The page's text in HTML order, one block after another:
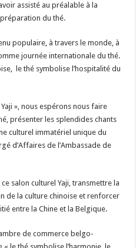
assisté au préalable à la
du thé.
populaire, à travers le monde, à
journée internationale du thé.
le thé symbolise l’hospitalité du
», nous espérons nous faire
présenter les splendides chants
culturel immatériel unique du
d’Affaires de l’Ambassade de
salon culturel Yaji, transmettre la
de la culture chinoise et renforcer
entre la Chine et la Belgique.
de commerce belgo-